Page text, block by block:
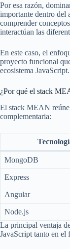
Por esa razón,
importante dentro del
comprender
interactúan las
En este caso, el
proyecto funcional
ecosistema JavaScript.
¿Por qué el stack
El stack MEAN reúne
complementaria:
MongoDB
Express
Angular
Node.js
La principal ventaja
JavaScript tanto en el